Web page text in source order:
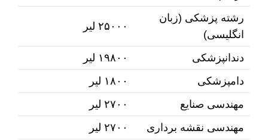
رشته پزشکی (زبان
انگلیسی)
۲۵۰۰۰ لیر
دندانپزشکی
۱۹۸۰۰ لیر
دامپزشکی
۱۸۰۰ لیر
مهندسی صنایع
۲۷۰۰ لیر
مهندسی نقشه برداری
۲۷۰۰ لیر